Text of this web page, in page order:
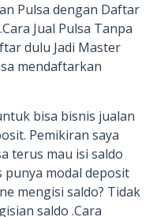
Pulsa dengan Daftar
Jual Pulsa Tanpa
dulu Jadi Master
mendaftarkan
bisa bisnis jualan
Pemikiran saya
terus mau isi saldo
punya modal deposit
mengisi saldo? Tidak
saldo .Cara